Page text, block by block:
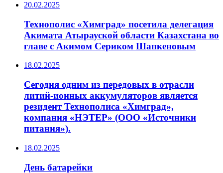
20.02.2025
Технополис «Химград» посетила делегация
Акимата Атырауской области Казахстана во
главе с Акимом Сериком Шапкеновым
18.02.2025
Сегодня одним из передовых в отрасли
литий-ионных аккумуляторов является
резидент Технополиса «Химград»,
компания «НЭТЕР» (ООО «Источники
питания»).
18.02.2025
День батарейки